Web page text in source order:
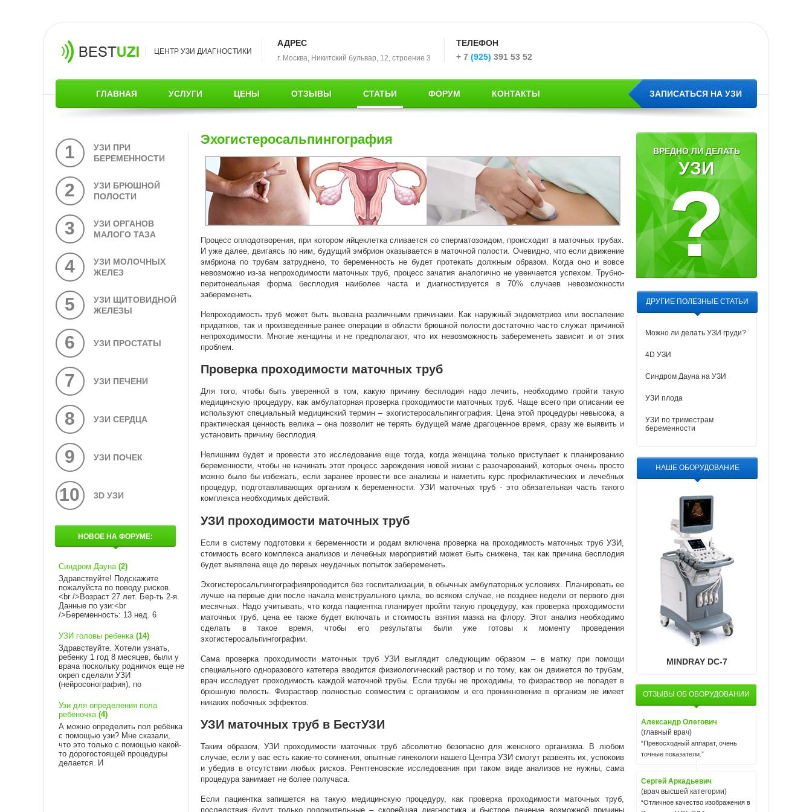
ЦЕНТР УЗИ ДИАГНОСТИКИ
АДРЕС
г. Москва, Никитский бульвар, 12, строение 3
ТЕЛЕФОН
+ 7 (925) 391 53 52
ГЛАВНАЯ УСЛУГИ ЦЕНЫ ОТЗЫВЫ СТАТЬИ ФОРУМ КОНТАКТЫ ЗАПИСАТЬСЯ НА УЗИ
Эхогистеросальпингография
Процесс оплодотворения, при котором яйцеклетка сливается со сперматозоидом, происходит в маточных трубах.
И уже далее, двигаясь по ним, будущий эмбрион оказывается в маточной полости. Очевидно, что если движение
эмбриона по трубам затруднено, то беременность не будет протекать должным образом. Когда оно и вовсе
невозможно из-за непроходимости маточных труб, процесс зачатия аналогично не увенчается успехом. Трубно-
перитонеальная форма бесплодия наиболее часта и диагностируется в 70% случаев невозможности
забеременеть.
Непроходимость труб может быть вызвана различными причинами. Как наружный эндометриоз или воспаление
придатков, так и произведенные ранее операции в области брюшной полости достаточно часто служат причиной
непроходимости. Многие женщины и не предполагают, что их невозможность забеременеть зависит и от этих
проблем.
Проверка проходимости маточных труб
Для того, чтобы быть уверенной в том, какую причину бесплодия надо лечить, необходимо пройти такую
медицинскую процедуру, как амбулаторная проверка проходимости маточных труб. Чаще всего при описании ее
используют специальный медицинский термин – эхогистеросальпингография. Цена этой процедуры невысока, а
практическая ценность велика – она позволит не терять будущей маме драгоценное время, сразу же выявить и
установить причину бесплодия.
Нелишним будет и провести это исследование еще тогда, когда женщина только приступает к планированию
беременности, чтобы не начинать этот процесс зарождения новой жизни с разочарований, которых очень просто
можно было бы избежать, если заранее провести все анализы и наметить курс профилактических и лечебных
процедур, подготавливающих организм к беременности. УЗИ маточных труб - это обязательная часть такого
комплекса необходимых действий.
УЗИ проходимости маточных труб
Если в систему подготовки к беременности и родам включена проверка на проходимость маточных труб УЗИ,
стоимость всего комплекса анализов и лечебных мероприятий может быть снижена, так как причина бесплодия
будет выявлена еще до первых неудачных попыток забеременеть.
Эхогистеросальпингографияпроводится без госпитализации, в обычных амбулаторных условиях. Планировать ее
лучше на первые дни после начала менструального цикла, во всяком случае, не позднее недели от первого дня
месячных. Надо учитывать, что когда пациентка планирует пройти такую процедуру, как проверка проходимости
маточных труб, цена ее также будет включать и стоимость взятия мазка на флору. Этот анализ необходимо
сделать в такое время, чтобы его результаты были уже готовы к моменту проведения
эхогистеросальпингографии.
Сама проверка проходимости маточных труб УЗИ выглядит следующим образом – в матку при помощи
специального одноразового катетера вводится физиологический раствор и по тому, как он движется по трубам,
врач исследует проходимость каждой маточной трубы. Если трубы не проходимы, то физраствор не попадет в
брюшную полость. Физраствор полностью совместим с организмом и его проникновение в организм не имеет
никаких побочных эффектов.
УЗИ маточных труб в БестУЗИ
Таким образом, УЗИ проходимости маточных труб абсолютно безопасно для женского организма. В любом
случае, если у вас есть какие-то сомнения, опытные гинекологи нашего Центра УЗИ смогут развеять их, успокоив
и убедив в отсутствии любых рисков. Рентгеновские исследования при таком виде анализов не нужны, сама
процедура занимает не более получаса.
Если пациентка запишется на такую медицинскую процедуру, как проверка проходимости маточных труб,
последствия будут только положительные – скорейшая диагностика и быстрое лечение возможной причины
ВРЕДНО ЛИ ДЕЛАТЬ
УЗИ
?
ДРУГИЕ ПОЛЕЗНЫЕ СТАТЬИ
Можно ли делать УЗИ груди?
4D УЗИ
Синдром Дауна на УЗИ
УЗИ плода
УЗИ по триместрам
беременности
НАШЕ ОБОРУДОВАНИЕ
MINDRAY DC-7
ОТЗЫВЫ ОБ ОБОРУДОВАНИИ
Александр Олегович
(главный врач)
“Превосходный аппарат, очень
точные показатели.”
Сергей Аркадьевич
(врач высшей категории)
“Отличное качество изображения в
1
УЗИ ПРИ
БЕРЕМЕННОСТИ
2
УЗИ БРЮШНОЙ
ПОЛОСТИ
3
УЗИ ОРГАНОВ
МАЛОГО ТАЗА
4
УЗИ МОЛОЧНЫХ
ЖЕЛЕЗ
5
УЗИ ЩИТОВИДНОЙ
ЖЕЛЕЗЫ
6 УЗИ ПРОСТАТЫ
7 УЗИ ПЕЧЕНИ
8 УЗИ СЕРДЦА
9 УЗИ ПОЧЕК
10 3D УЗИ
НОВОЕ НА ФОРУМЕ:
Синдром Дауна (2)
Здравствуйте! Подскажите
пожалуйста по поводу рисков.
<br />Возраст 27 лет. Бер-ть 2-я.
Данные по узи:<br
/>Беременность: 13 нед. 6
УЗИ головы ребенка (14)
Здравствуйте. Хотели узнать,
ребенку 1 год 8 месяцев, были у
врача поскольку родничок еще не
окреп сделали УЗИ
(нейросонография), по
Узи для определения пола
ребёночка (4)
А можно определить пол ребёнка
с помощью узи? Мне сказали,
что это только с помощью какой-
то дорогостоящей процедуры
делается. И